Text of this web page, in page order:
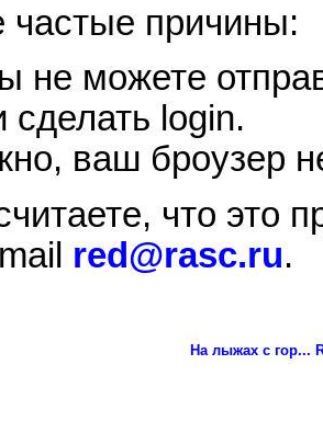
частые причины:
не можете
сделать login.
ваш броузер
что это
red@rasc.ru.
На лыжах с гор...